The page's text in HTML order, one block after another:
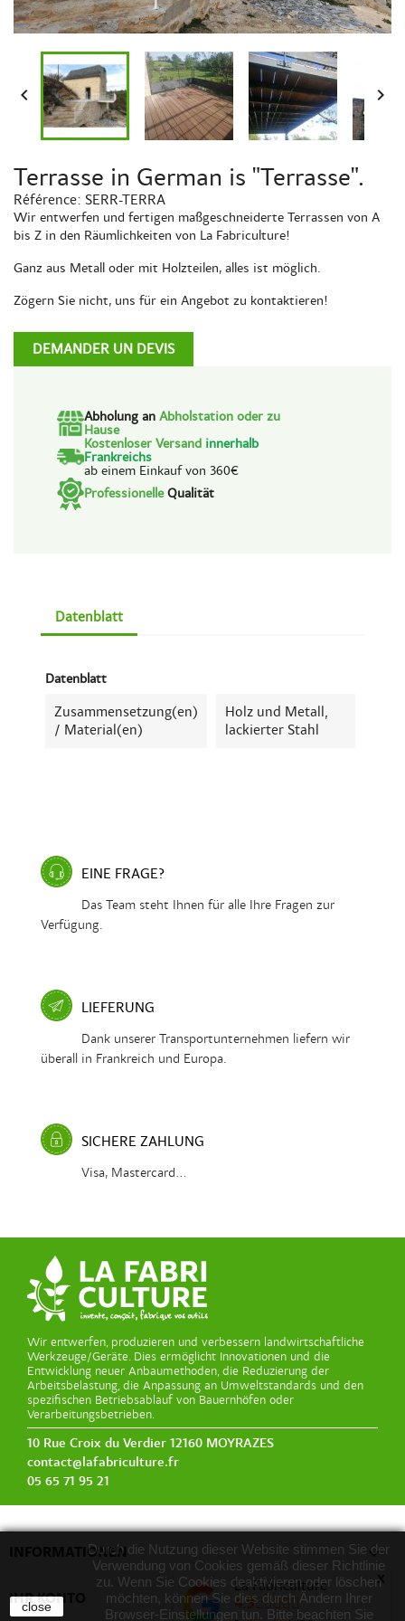
 
Terrasse in German is "Terrasse".
Référence: SERR-TERRA
Wir entwerfen und fertigen maßgeschneiderte Terrassen von A
bis Z in den Räumlichkeiten von La Fabriculture!
Ganz aus Metall oder mit Holzteilen, alles ist möglich.
Zögern Sie nicht, uns für ein Angebot zu kontaktieren!
DEMANDER UN DEVIS
Abholung an Abholstation oder zu
Hause
Kostenloser Versand innerhalb
Frankreichs
ab einem Einkauf von 360€
ProfessionelleQualität
Datenblatt
Datenblatt
Zusammensetzung(en)
/ Material(en)
Holz und Metall,
lackierter Stahl
EINE FRAGE?
Das Team steht Ihnen für alle Ihre Fragen zur
Verfügung.
LIEFERUNG
Dank unserer Transportunternehmen liefern wir
überall in Frankreich und Europa.
SICHERE ZAHLUNG
Visa, Mastercard...
Wir entwerfen, produzieren und verbessern landwirtschaftliche
Werkzeuge/Geräte. Dies ermöglicht Innovationen und die
Entwicklung neuer Anbaumethoden, die Reduzierung der
Arbeitsbelastung, die Anpassung an Umweltstandards und den
spezifischen Betriebsablauf von Bauernhöfen oder
Verarbeitungsbetrieben.
10 Rue Croix du Verdier 12160 MOYRAZES
contact@lafabriculture.fr
05 65 71 95 21
INFORMATIONEN 
IHR KONTO 
close
Durch die Nutzung dieser Website stimmen Sie der
Verwendung von Cookies gemäß dieser Richtlinie
zu. Wenn Sie Cookies deaktivieren oder löschen
möchten, können Sie dies durch Ändern Ihrer
Browser-Einstellungen tun. Bitte beachten Sie
La Fabriculture
4.9
x